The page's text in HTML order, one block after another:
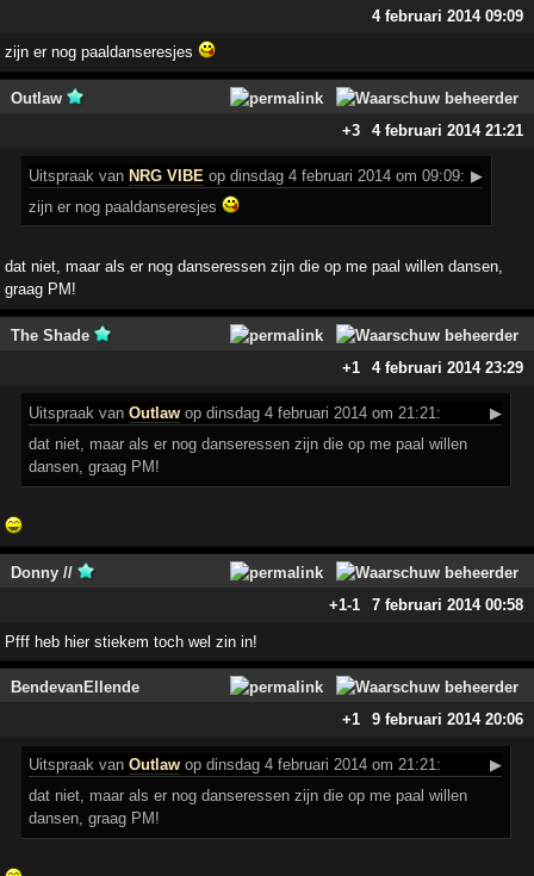
4 februari 2014 09:09
zijn er nog paaldanseresjes
Outlaw
+3
4 februari 2014 21:21
Uitspraak vanNRG VIBE op dinsdag 4 februari 2014 om 09:09: ▶
zijn er nog paaldanseresjes
dat niet, maar als er nog danseressen zijn die op me paal willen dansen,
graag PM!
The Shade
+1
4 februari 2014 23:29
Uitspraak vanOutlaw op dinsdag 4 februari 2014 om 21:21:
▶
dat niet, maar als er nog danseressen zijn die op me paal willen
dansen, graag PM!
Donny //
+1-1 7 februari 2014 00:58
Pfff heb hier stiekem toch wel zin in!
BendevanEllende
+1
9 februari 2014 20:06
Uitspraak vanOutlaw op dinsdag 4 februari 2014 om 21:21:
▶
dat niet, maar als er nog danseressen zijn die op me paal willen
dansen, graag PM!